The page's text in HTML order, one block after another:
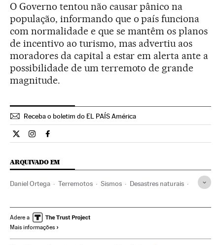
O Governo tentou não causar pânico na
população, informando que o país funciona
com normalidade e que se mantêm os planos
de incentivo ao turismo, mas advertiu aos
moradores da capital a estar em alerta ante a
possibilidade de um terremoto de grande
magnitude.
Receba o boletim do EL PAÍS América
Internacional El País Brasil en Twitter
Internacional El País Brasil en Instagram
Internacional El País Brasil en Facebook
ARQUIVADO EM
Daniel Ortega Terremotos Sismos Desastres naturais
América Central Partidos políticos
Política
Adere a
Mais informações